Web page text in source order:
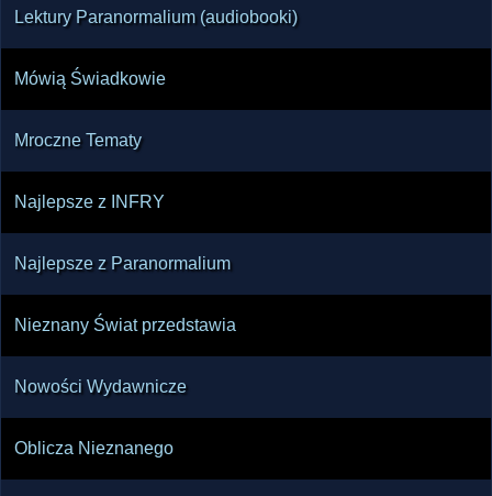
Lektury Paranormalium (audiobooki)
Mówią Świadkowie
Mroczne Tematy
Najlepsze z INFRY
Najlepsze z Paranormalium
Nieznany Świat przedstawia
Nowości Wydawnicze
Oblicza Nieznanego